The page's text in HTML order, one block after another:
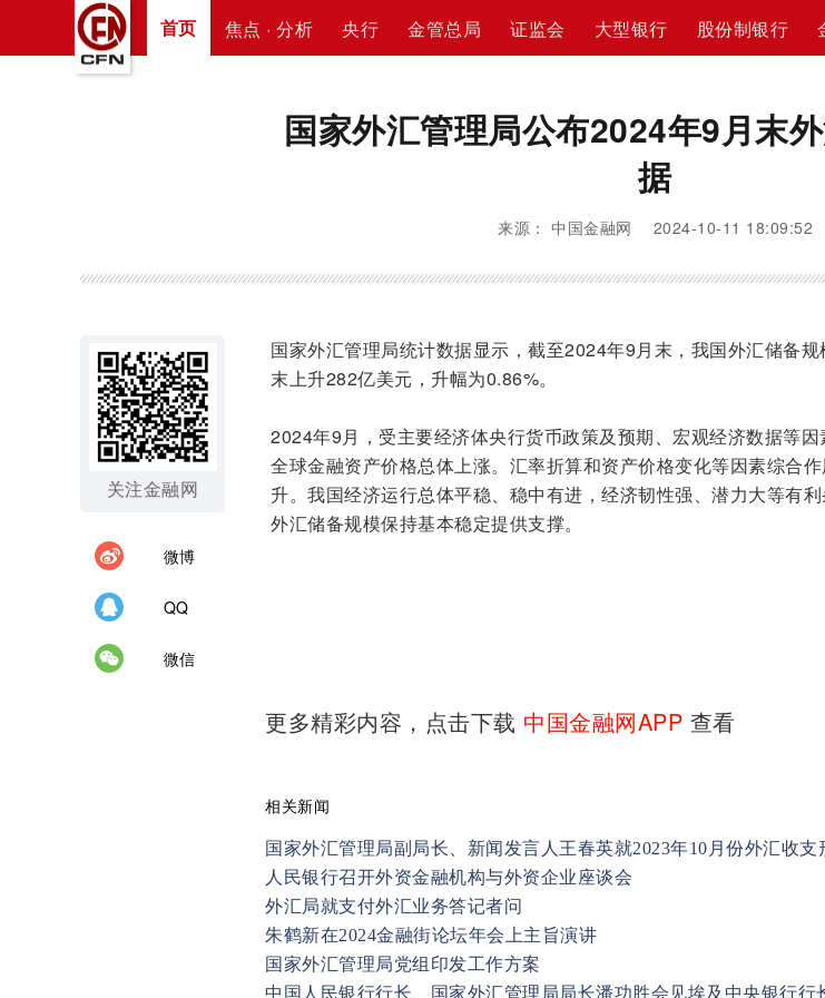
首页 焦点 · 分析 央行 金管总局 证监会 大型银行 股份制银行
国家外汇管理局公布2024年9月末
据
来源： 中国金融网 2024-10-11 18:09:52
关注金融网
微博
QQ
微信
国家外汇管理局统计数据显示，截至2024年9月末，我国外汇储备
末上升282亿美元，升幅为0.86%。
2024年9月，受主要经济体央行货币政策及预期、宏观经济数据等因
全球金融资产价格总体上涨。汇率折算和资产价格变化等因素综合
升。我国经济运行总体平稳、稳中有进，经济韧性强、潜力大等有
外汇储备规模保持基本稳定提供支撑。
更多精彩内容，点击下载 中国金融网APP 查看
相关新闻
国家外汇管理局副局长、新闻发言人王春英就2023年10月份外汇收支
人民银行召开外资金融机构与外资企业座谈会
外汇局就支付外汇业务答记者问
朱鹤新在2024金融街论坛年会上主旨演讲
国家外汇管理局党组印发工作方案
中国人民银行行长、国家外汇管理局局长潘功胜会见埃及中央银行行